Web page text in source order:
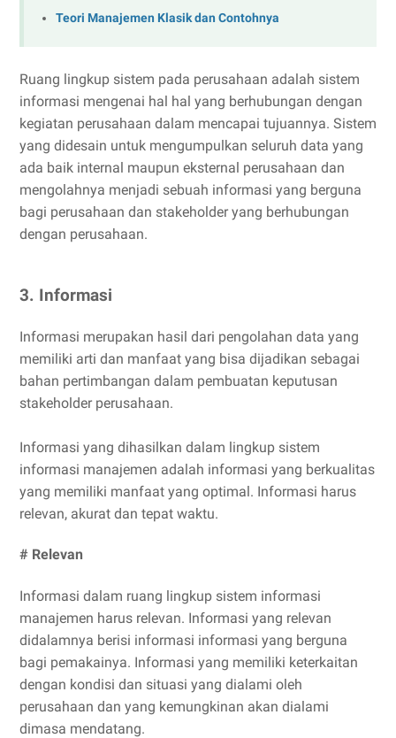
Teori Manajemen Klasik dan Contohnya
Ruang lingkup sistem pada perusahaan adalah sistem
informasi mengenai hal hal yang berhubungan dengan
kegiatan perusahaan dalam mencapai tujuannya. Sistem
yang didesain untuk mengumpulkan seluruh data yang
ada baik internal maupun eksternal perusahaan dan
mengolahnya menjadi sebuah informasi yang berguna
bagi perusahaan dan stakeholder yang berhubungan
dengan perusahaan.
3. Informasi
Informasi merupakan hasil dari pengolahan data yang
memiliki arti dan manfaat yang bisa dijadikan sebagai
bahan pertimbangan dalam pembuatan keputusan
stakeholder perusahaan.
Informasi yang dihasilkan dalam lingkup sistem
informasi manajemen adalah informasi yang berkualitas
yang memiliki manfaat yang optimal. Informasi harus
relevan, akurat dan tepat waktu.
# Relevan
Informasi dalam ruang lingkup sistem informasi
manajemen harus relevan. Informasi yang relevan
didalamnya berisi informasi informasi yang berguna
bagi pemakainya. Informasi yang memiliki keterkaitan
dengan kondisi dan situasi yang dialami oleh
perusahaan dan yang kemungkinan akan dialami
dimasa mendatang.